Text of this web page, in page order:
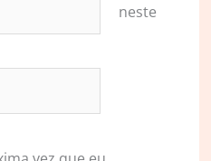
neste